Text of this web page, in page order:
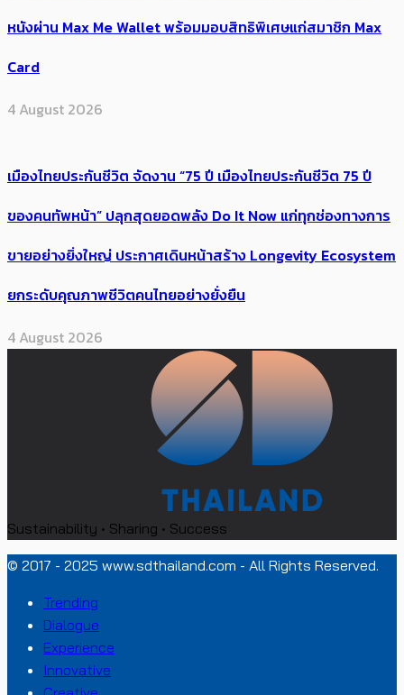
หนังผ่าน Max Me Wallet พร้อมมอบสิทธิพิเศษแก่สมาชิก Max
Card
4 August 2026
เมืองไทยประกันชีวิต จัดงาน “75 ปี เมืองไทยประกันชีวิต 75 ปี
ของคนทัพหน้า” ปลุกสุดยอดพลัง Do It Now แก่ทุกช่องทางการ
ขายอย่างยิ่งใหญ่ ประกาศเดินหน้าสร้าง Longevity Ecosystem
ยกระดับคุณภาพชีวิตคนไทยอย่างยั่งยืน
4 August 2026
Sustainability • Sharing • Success
© 2017 - 2025 www.sdthailand.com - All Rights Reserved.
Trending
Dialogue
Experience
Innovative